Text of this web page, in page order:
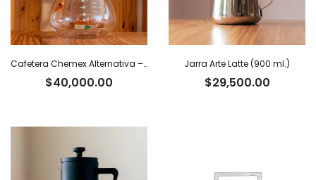
Cafetera Chemex Alternativa – 800 ml
$40,000.00
Jarra Arte Latte (900 ml.)
$29,500.00